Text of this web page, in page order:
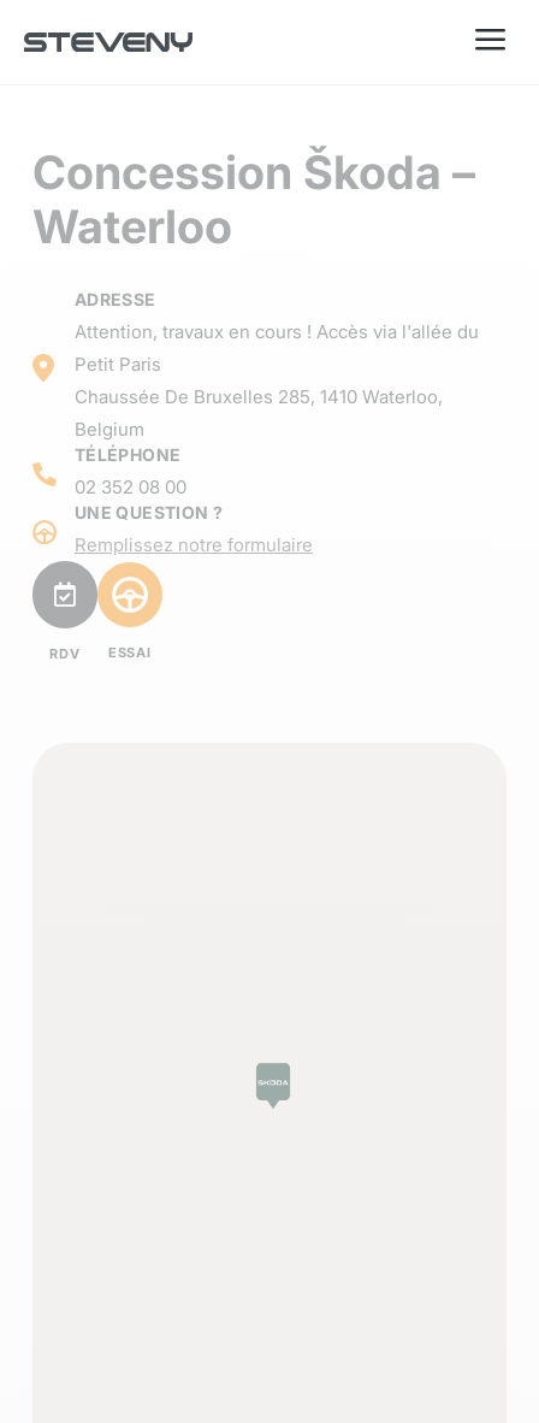
a
Concession Škoda –
Waterloo
ADRESSE
Attention, travaux en cours ! Accès via l'allée du
Petit Paris
Chaussée De Bruxelles 285, 1410 Waterloo,
Belgium
TÉLÉPHONE
02 352 08 00
UNE QUESTION ?
Remplissez notre formulaire
